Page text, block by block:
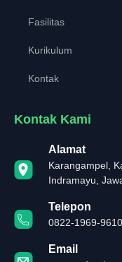
Fasilitas
Kurikulum
Kontak
Kontak Kami
Alamat
Karangampel,
Indramayu,
Telepon
0822-1969-
Email